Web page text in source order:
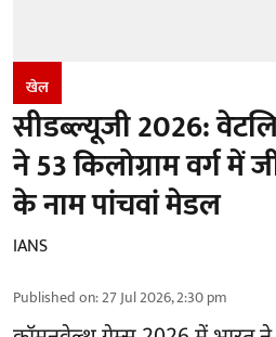
खेल
सीडब्ल्यूजी 2026:
ने 53 किलोग्राम वर्ग में
के नाम पांचवां मेडल
IANS
Published on:27 Jul 2026, 2:30 pm